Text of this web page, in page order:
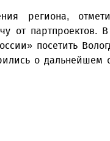
региона,
от партпроектов.
посетить
о дальнейшем